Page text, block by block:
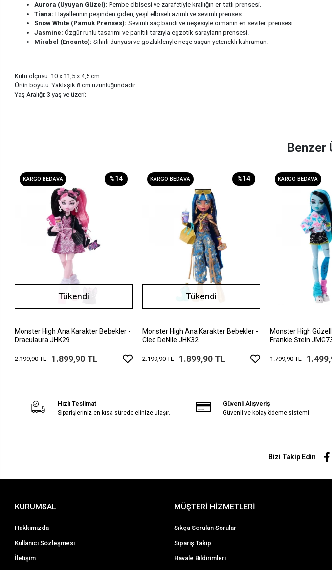
Aurora (Uyuyan Güzel): Pembe elbisesi ve zarafetiyle krallığın en tatlı prensesi.
Tiana: Hayallerinin peşinden giden, yeşil elbiseli azimli ve sevimli prenses.
Snow White (Pamuk Prenses): Sevimli saç bandı ve neşesiyle ormanın en sevilen prensesi.
Jasmine: Özgür ruhlu tasarımı ve parıltılı tarzıyla egzotik sarayların prensesi.
Mirabel (Encanto): Sihirli dünyası ve gözlükleriyle neşe saçan yetenekli kahraman.
Kutu ölçüsü: 10 x 11,5 x 4,5 cm.
Ürün boyutu: Yaklaşık 8 cm uzunluğundadır.
Yaş Aralığı: 3 yaş ve üzeri;
Benzer
KARGO BEDAVA %14
Tükendi
Monster High Ana Karakter Bebekler -
Draculaura JHK29
2.199,90 TL 1.899,90 TL
KARGO BEDAVA %14
Tükendi
Monster High Ana Karakter Bebekler -
Cleo DeNile JHK32
2.199,90 TL 1.899,90 TL
KARGO BEDAVA
Monster High
Frankie Stein
1.799,90 TL
Hızlı Teslimat
Siparişleriniz en kısa sürede elinize ulaşır.
Güvenli Alışveriş
Güvenli ve kolay ödeme sistemi
Bizi Takip Edin
KURUMSAL
Hakkımızda
Kullanıcı Sözleşmesi
İletişim
MÜŞTERİ HİZMETLERİ
Sıkça Sorulan Sorular
Sipariş Takip
Havale Bildirimleri